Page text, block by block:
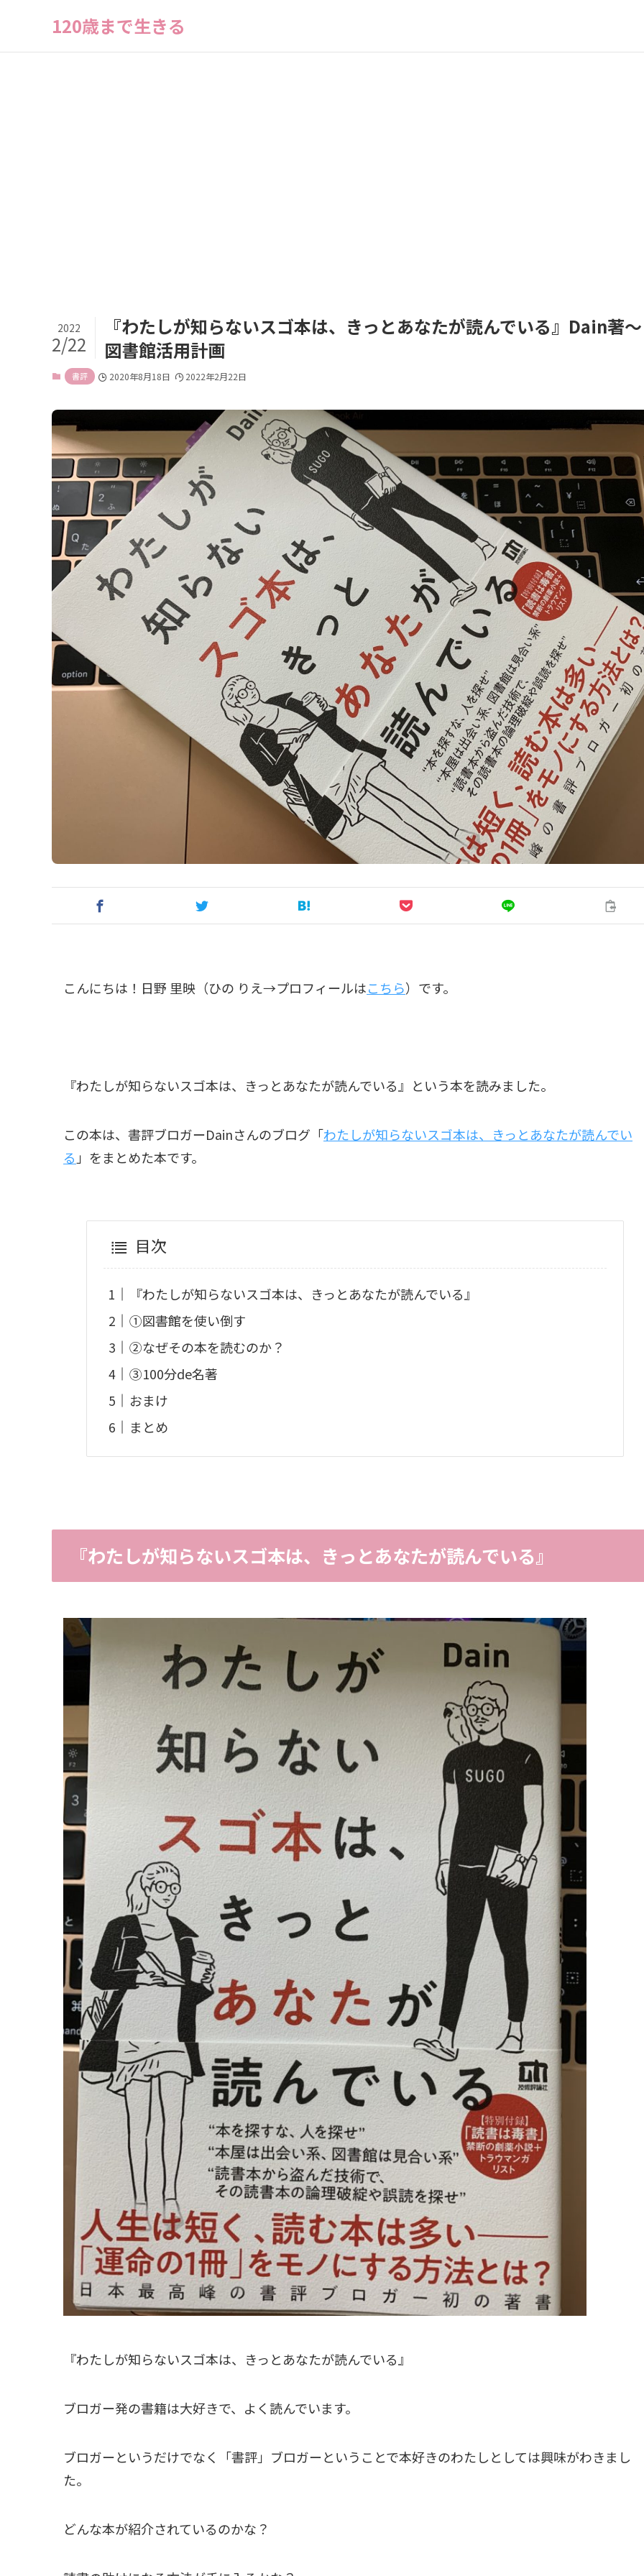
120歳まで生きる
『わたしが知らないスゴ本は、きっとあなたが読んでいる』Dain著〜
図書館活用計画
2022
2/22
書評 2020年8月18日 2022年2月22日
こんにちは！日野 里映（ひの りえ→プロフィールはこちら）です。
『わたしが知らないスゴ本は、きっとあなたが読んでいる』という本を読みました。
この本は、書評ブロガーDainさんのブログ「わたしが知らないスゴ本は、きっとあなたが読んでい
る」をまとめた本です。
目次
『わたしが知らないスゴ本は、きっとあなたが読んでいる』
①図書館を使い倒す
②なぜその本を読むのか？
③100分de名著
おまけ
まとめ
『わたしが知らないスゴ本は、きっとあなたが読んでいる』
『わたしが知らないスゴ本は、きっとあなたが読んでいる』
ブロガー発の書籍は大好きで、よく読んでいます。
ブロガーというだけでなく「書評」ブロガーということで本好きのわたしとしては興味がわきまし
た。
どんな本が紹介されているのかな？